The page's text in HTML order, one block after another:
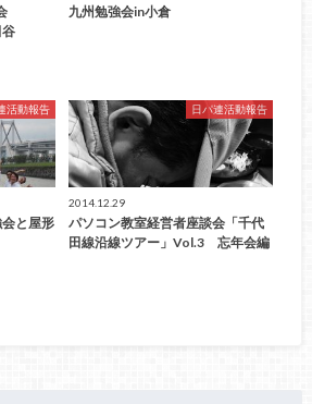
谷
九州勉強会in小倉
活動報告
と屋形
日パ連活動報告
2014.12.29
パソコン教室経営者座談会「千代
田線沿線ツアー」Vol.3 忘年会編